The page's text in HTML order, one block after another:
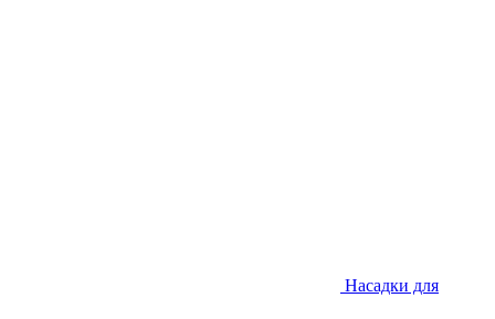
Насадки для